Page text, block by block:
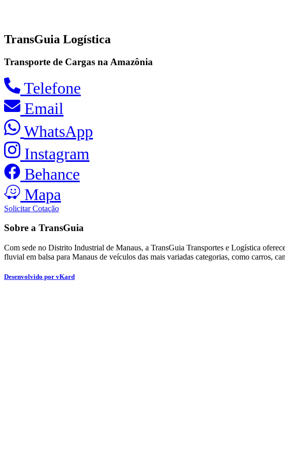
TransGuia Logística
Transporte de Cargas na Amazônia
Telefone
Email
WhatsApp
Instagram
Behance
Mapa
Solicitar Cotação
Sobre a TransGuia
Com sede no Distrito Industrial de Manaus, a TransGuia Transportes e Logística
fluvial em balsa para Manaus de veículos das mais variadas categorias, como carros,
Desenvolvido por vKard